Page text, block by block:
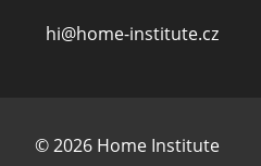
hi@home-institute.cz
© 2026 Home Institute